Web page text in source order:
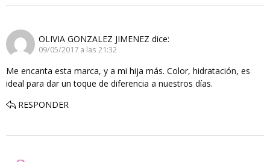
OLIVIA GONZALEZ JIMENEZ dice:
09/05/2017 a las 21:32
Me encanta esta marca, y a mi hija más. Color, hidratación, es
ideal para dar un toque de diferencia a nuestros días.
RESPONDER